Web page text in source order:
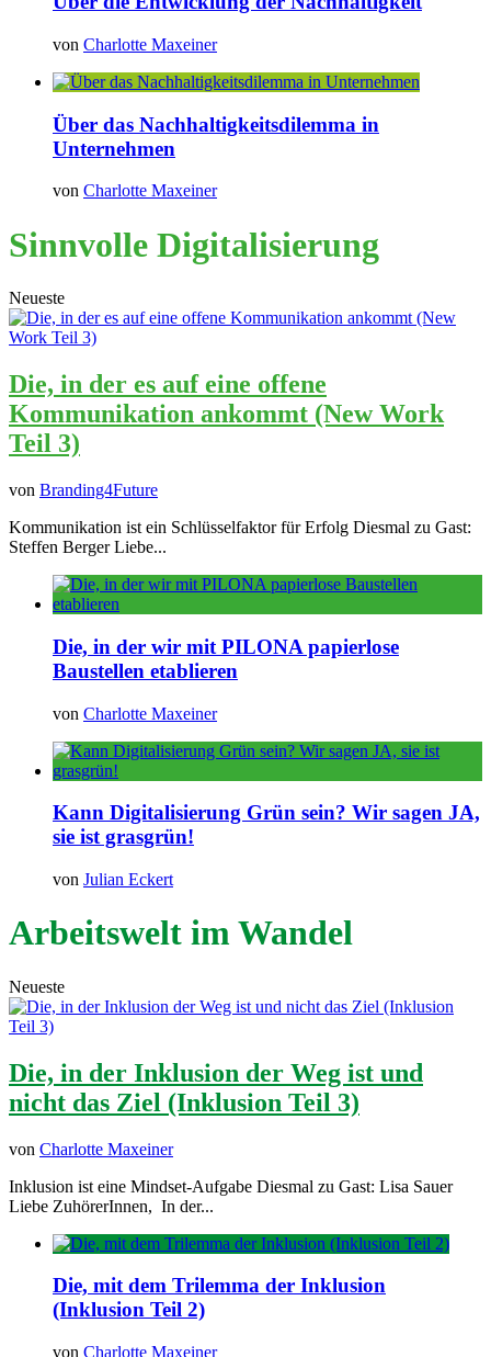
von Charlotte Maxeiner
Über das Nachhaltigkeitsdilemma in
Unternehmen
von Charlotte Maxeiner
Sinnvolle Digitalisierung
Neueste
Die, in der es auf eine offene
Kommunikation ankommt (New Work
Teil 3)
von Branding4Future
Kommunikation ist ein Schlüsselfaktor für Erfolg Diesmal zu Gast:
Steffen Berger Liebe...
Die, in der wir mit PILONA papierlose
Baustellen etablieren
von Charlotte Maxeiner
Kann Digitalisierung Grün sein? Wir sagen JA,
sie ist grasgrün!
von Julian Eckert
Arbeitswelt im Wandel
Neueste
Die, in der Inklusion der Weg ist und
nicht das Ziel (Inklusion Teil 3)
von Charlotte Maxeiner
Inklusion ist eine Mindset-Aufgabe Diesmal zu Gast: Lisa Sauer
Liebe ZuhörerInnen, In der...
Die, mit dem Trilemma der Inklusion
(Inklusion Teil 2)
von Charlotte Maxeiner